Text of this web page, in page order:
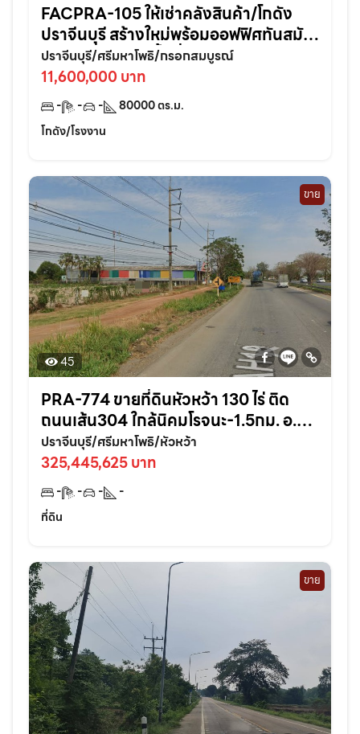
FACPRA-105 ให้เช่าคลังสินค้า/โกดัง
ปราจีนบุรี สร้างใหม่พร้อมออฟฟิศทันสมัย
ในทำเลศักยภาพพื้นที่ 80,000 ตรม. แบ่ง
เช่าได้
ปราจีนบุรี/ศรีมหาโพธิ/กรอกสมบูรณ์
11,600,000 บาท
- - - 80000ตร.ม.
โกดัง/โรงงาน
ขาย
45
PRA-774 ขายที่ดินหัวหว้า 130 ไร่ ติด
ถนนเส้น304 ใกล้นิคมโรจนะ-1.5กม. อ.ศรี
มหาโพธิ ปราจีนบุรี
ปราจีนบุรี/ศรีมหาโพธิ/หัวหว้า
325,445,625 บาท
- - -
-
ที่ดิน
ขาย